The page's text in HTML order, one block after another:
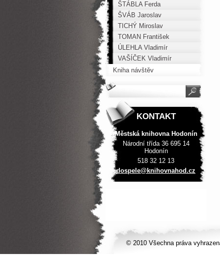
ŠTÁBLA Ferda
ŠVÁB Jaroslav
TICHÝ Miroslav
TOMAN František
ÚLEHLA Vladimír
VAŠÍČEK Vladimír
Kniha návštěv
KONTAKT
Městská knihovna Hodonín
Národní třída 36 695 14
Hodonín
518 32 12 13
dospele@ knihovnahod.cz
© 2010 Všechna práva